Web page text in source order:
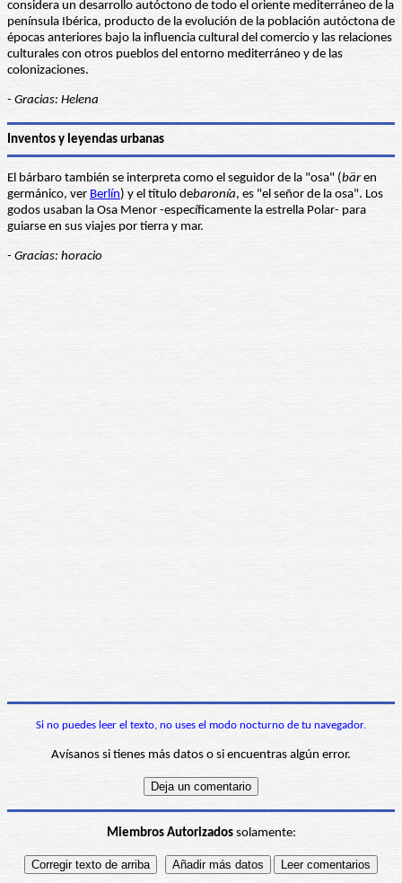
considera un desarrollo autóctono de todo el oriente mediterráneo de la
península Ibérica, producto de la evolución de la población autóctona de
épocas anteriores bajo la influencia cultural del comercio y las relaciones
culturales con otros pueblos del entorno mediterráneo y de las
colonizaciones.
- Gracias: Helena
Inventos y leyendas urbanas
El bárbaro también se interpreta como el seguidor de la "osa" (bären
germánico, ver Berlín) y el título debaronía, es "el señor de la osa". Los
godos usaban la Osa Menor -específicamente la estrella Polar- para
guiarse en sus viajes por tierra y mar.
- Gracias: horacio
Si no puedes leer el texto, no uses el modo nocturno de tu navegador.
Avísanos si tienes más datos o si encuentras algún error.
Miembros Autorizadossolamente: